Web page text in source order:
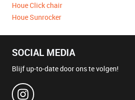
Houe Click chair
Houe Sunrocker
SOCIAL MEDIA
Blijf up-to-date door ons te volgen!